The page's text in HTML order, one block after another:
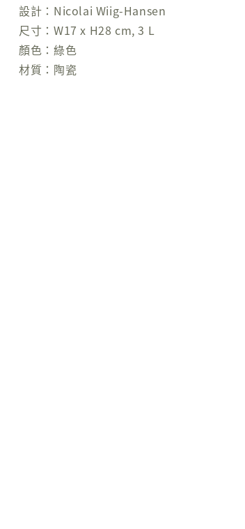
設計：Nicolai Wiig-Hansen
尺寸：W17 x H28 cm, 3 L
顏色：綠色
材質：陶瓷